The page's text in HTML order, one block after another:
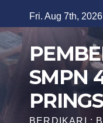
to
content
Fri. Aug 7th, 2026
SMPN
BERDIKARI :